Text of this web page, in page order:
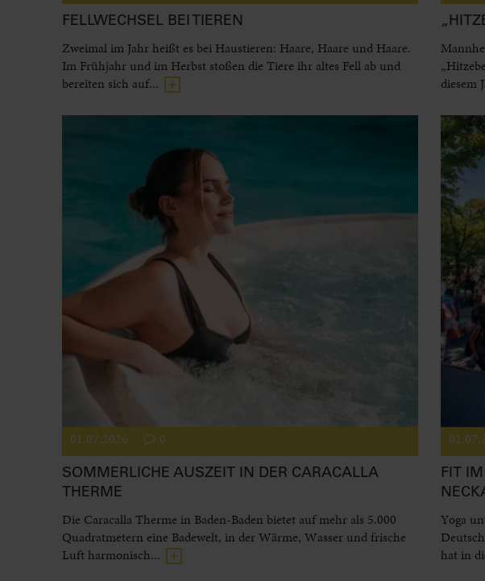
FELLWECHSEL BEI TIEREN
Zweimal im Jahr heißt es bei Haustieren: Haare, Haare und Haare.
Im Frühjahr und im Herbst stoßen die Tiere ihr altes Fell ab und
bereiten sich auf...
diesem
01.07.2026 0
SOMMERLICHE AUSZEIT IN DER CARACALLA
THERME
Die Caracalla Therme in Baden-Baden bietet auf mehr als 5.000
Quadratmetern eine Badewelt, in der Wärme, Wasser und frische
Luft harmonisch...
FIT
Yoga
hat in